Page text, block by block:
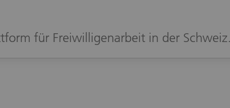
für Freiwilligenarbeit in der Schweiz.